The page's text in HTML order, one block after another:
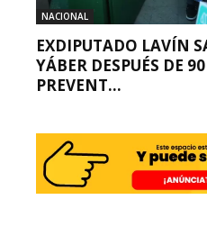
NACIONAL
EXDIPUTADO LAVÍN
YÁBER DESPUÉS DE
PREVENT...